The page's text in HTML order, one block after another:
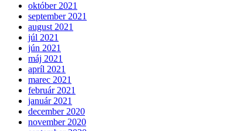
október 2021
september 2021
august 2021
júl 2021
jún 2021
máj 2021
apríl 2021
marec 2021
február 2021
január 2021
december 2020
november 2020